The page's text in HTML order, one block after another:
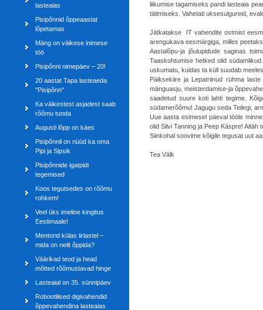
lasteaias
Pisipõnnid õppeaastat
lõpetamas
Mäng on väikese inimese
töö
Pisipõnni nimepäev – 20!
20 aastat Tapa lasteaeda
"Pisipõnn"
Ka väikestest asjadest saab
rõõmu tunda
Augusti lõpp on käes
Pisipõnnil on nüüd ka oma
Pipi ja Sipsik
Pisipõnnide igatpidi
tegemised
Koos tegutsedes on rõõmu
rohkem!
Veel üks imeline kingitus
Eestimaale!
Mentorid külas iirlastel –
mida on neilt õppida?
Väärikad teod ja head
mõtted rõõmustavad hinge
Lasteaial on 35. sünnipäev
Robootilised digivahendid
õppevahendina lasteaias
liikumise tagamiseks pandi lasteaia
täitmiseks. Vahetati uksesulgureid,
Jätkatakse IT vahendite ostmist
arengukava eesmärgiga, milles
Aastalõpu-ja jõulupidude saginas
Taaskohtumise hetked olid
uskumatu, kuidas ta küll suudab
Päiksekiire ja Lepatriinud rühma
mänguasju, meisterdamise-ja
saadetud suure koti lahti tegime.
südamerõõmu! Jagugu seda Teilegi,
Uue aasta esimesel päeval tööle
olid Silvi Tanning ja Peep Käspre!
Siinkohal soovime kõigile tegusat uut
Tea Välk